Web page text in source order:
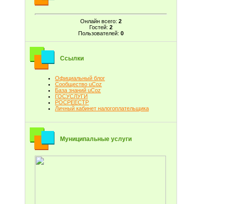
Онлайн всего: 2
Гостей: 2
Пользователей: 0
Ссылки
Официальный блог
Сообщество uCoz
База знаний uCoz
ГОСУСЛУГИ
РОСРЕЕСТР
Личный кабинет налогоплательщика
Муниципальные услуги